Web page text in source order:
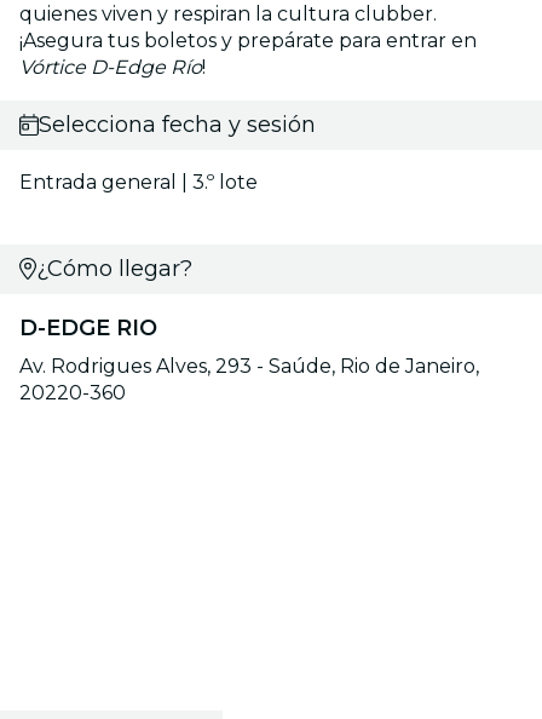
quienes viven y respiran la cultura clubber.
¡Asegura tus boletos y prepárate para entrar en
Vórtice D-Edge Río!
Selecciona fecha y sesión
Entrada general | 3.º lote
¿Cómo llegar?
D-EDGE RIO
Av. Rodrigues Alves, 293 - Saúde, Rio de Janeiro,
20220-360